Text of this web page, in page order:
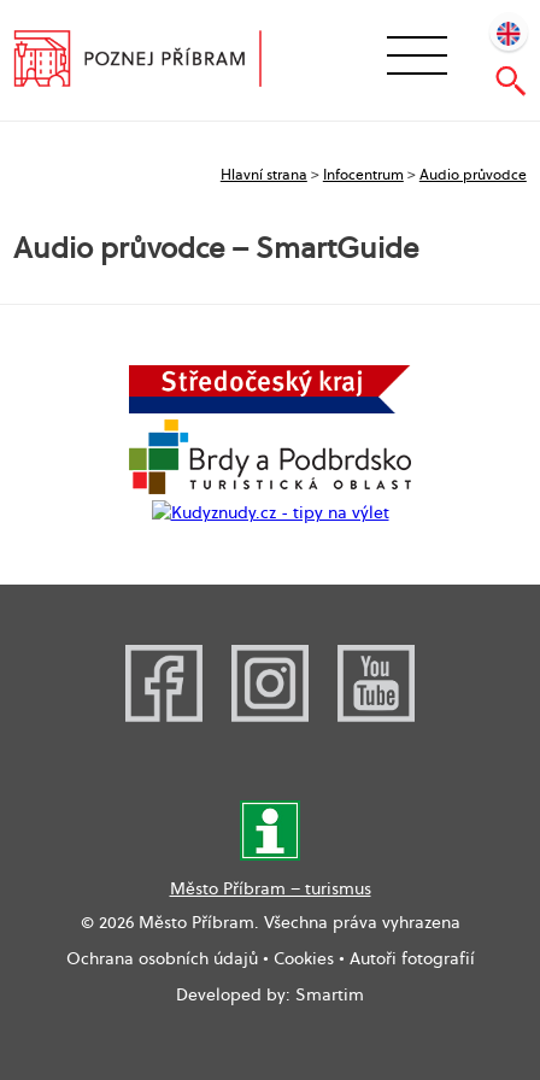
Hlavní strana > Infocentrum>Audio průvodce
Audio průvodce – SmartGuide
Město Příbram – turismus
© 2026 Město Příbram. Všechna práva vyhrazena
Ochrana osobních údajů• Cookies• Autoři fotografií
Developed by: Smartim